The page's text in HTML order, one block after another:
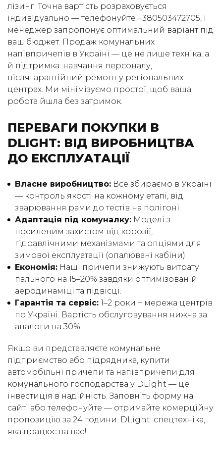
лізинг. Точна вартість розраховується
індивідуально — телефонуйте +380503472705, і
менеджер запропонує оптимальний варіант під
ваш бюджет. Продаж комунальних
напівпричепів в Україні — це не лише техніка, а
й підтримка: навчання персоналу,
післягарантійний ремонт у регіональних
центрах. Ми мінімізуємо простої, щоб ваша
робота йшла без затримок.
ПЕРЕВАГИ ПОКУПКИ В
DLIGHT: ВІД ВИРОБНИЦТВА
ДО ЕКСПЛУАТАЦІЇ
Власне виробництво: Все збираємо в Україні
— контроль якості на кожному етапі, від
зварювання рами до тестів на полігоні.
Адаптація під комуналку: Моделі з
посиленим захистом від корозії,
гідравлічними механізмами та опціями для
зимової експлуатації (опалювані кабіни).
Економія: Наші причепи знижують витрату
пального на 15–20% завдяки оптимізованій
аеродинаміці та підвісці.
Гарантія та сервіс: 1–2 роки + мережа центрів
по Україні. Вартість обслуговування нижча за
аналоги на 30%.
Якщо ви представляєте комунальне
підприємство або підрядника, купити
автомобільні причепи та напівпричепи для
комунального господарства у DLight — це
інвестиція в надійність. Заповніть форму на
сайті або телефонуйте — отримайте комерційну
пропозицію за 24 години. DLight: спецтехніка,
яка працює на вас!